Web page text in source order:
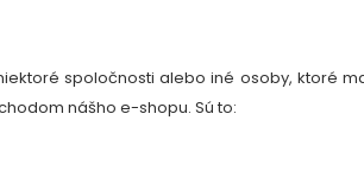
spoločnosti alebo iné osoby, ktoré
nášho e-shopu. Sú to: